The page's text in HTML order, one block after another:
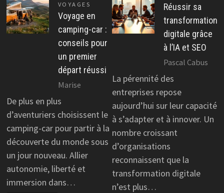
VOYAGES
Voyage en
camping-car :
conseils pour
un premier
départ réussi
Marise
De plus en plus
d’aventuriers choisissent le
camping-car pour partir à la
découverte du monde sous
un jour nouveau. Allier
autonomie, liberté et
immersion dans…
Réussir sa
transformation
digitale grâce
à l’IA et SEO
Pascal Cabus
La pérennité des
entreprises repose
aujourd’hui sur leur capacité
à s’adapter et à innover. Un
nombre croissant
d’organisations
reconnaissent que la
transformation digitale
n’est plus…